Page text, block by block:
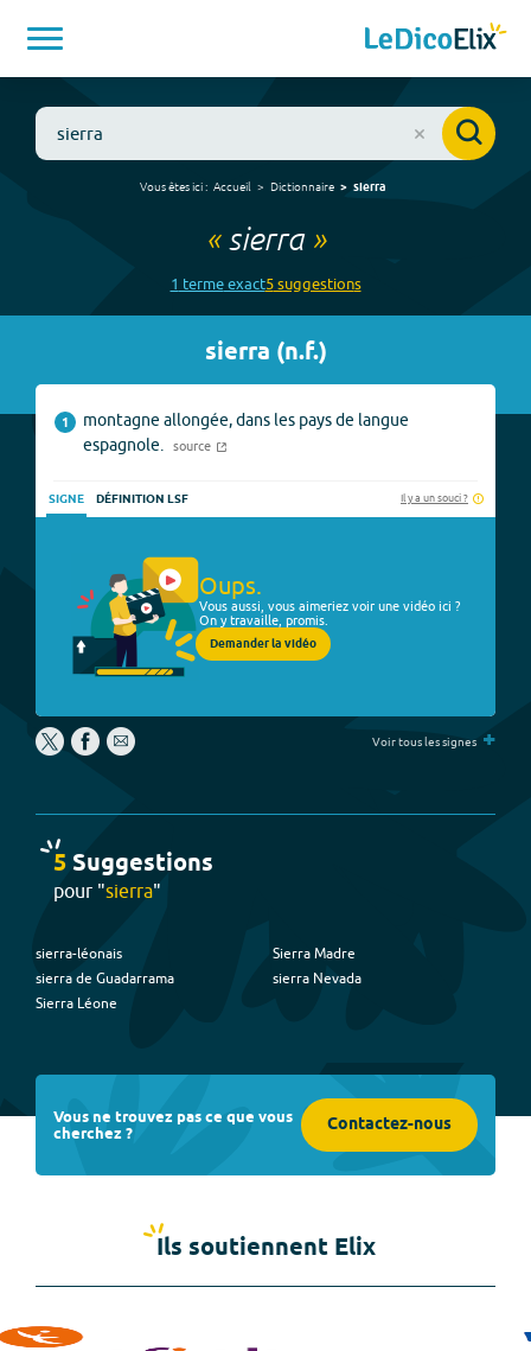
Vous êtes ici : Accueil Dictionnaire sierra
«sierra»
1 termeexact5suggestions
sierra (n.f.)
1
montagne allongée, dans les pays de langue
espagnole.
source
SIGNE DÉFINITION LSF Il y a un souci ?
Oups.
Vous aussi, vous aimeriez voir une vidéo ici ?
On y travaille, promis.
Demander la vidéo
Voir tous les signes +
5Suggestions
pour "sierra"
sierra-léonais
sierra de Guadarrama
Sierra Léone
Sierra Madre
sierra Nevada
Vous ne trouvez pas ce que vous
cherchez ? Contactez-nous
Ils soutiennent Elix